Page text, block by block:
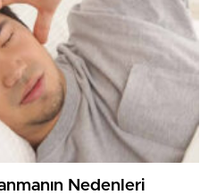
Nedenleri